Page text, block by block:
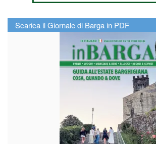
Scarica il Giornale di Barga in PDF